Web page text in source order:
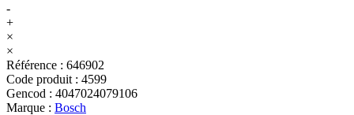
-
+
×
×
Référence : 646902
Code produit : 4599
Gencod : 4047024079106
Marque : Bosch